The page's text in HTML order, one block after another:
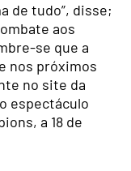
de tudo”, disse;
aos
se que a
nos próximos
no site da
espectáculo
a 18 de